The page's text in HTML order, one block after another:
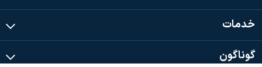
خدمات
گوناگون